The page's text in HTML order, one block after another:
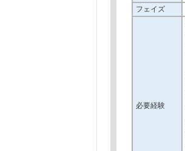
フェイズ
必要経験